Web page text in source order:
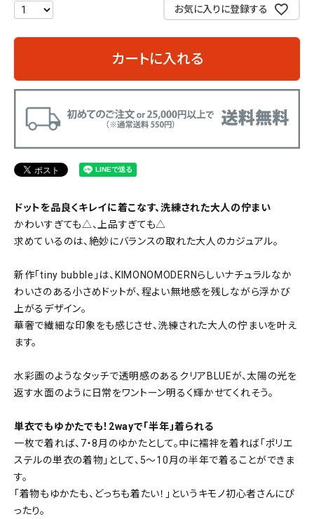
お気に入りに登録する
カートに入れる
ドットを品良くキレイに着こなす、洗練された大人の佇まい
かわいすぎても△、上品すぎても△
求めているのは、絶妙にバランスの取れた大人のカジュアル。
新作「tiny bubble」は、KIMONOMODERNらしいナチュラルなか
わいさのある小さめドットが、程よい無地感を残しながら浮かび
上がるデザイン。
華奢で繊細な印象をも感じさせ、洗練された大人の佇まいを叶え
ます。
水彩画のようなタッチで透明感のあるクリアBLUEが、太陽の光を
返す水面のように日常をワントーン明るく輝かせてくれそう。
単衣でもゆかたでも！2wayで「半年」着られる
一枚で着れば、7・8月のゆかたとして。中に襦袢を着れば「ポリエ
ステルの単衣の着物」として、5～10月の半年で着ることができま
す。
「着物もゆかたも、どっちも着たい！」というキモノ初心者さんにぴ
ったり。